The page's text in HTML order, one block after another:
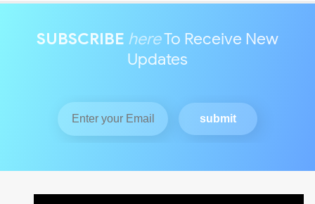
SUBSCRIBE hereTo Receive New
Updates